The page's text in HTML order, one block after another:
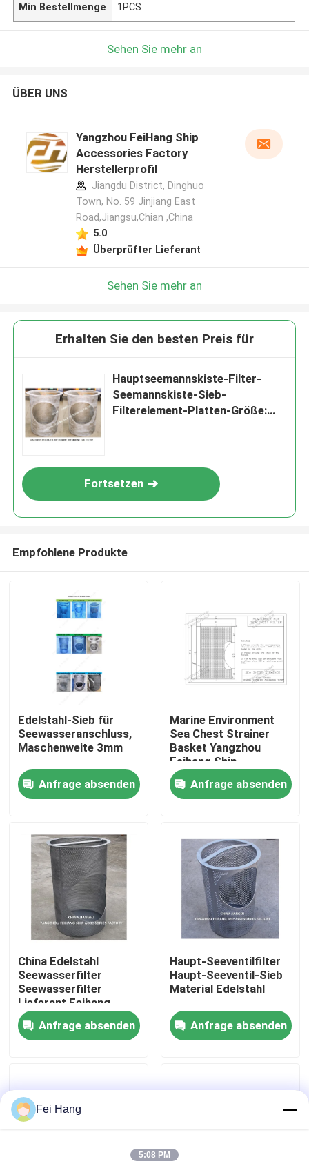
Startseite
Über uns
Fabrik Tour
Qualitätskontrolle
Kontakt
Referenzen
Marine-Wasserfilter
Marine Sea Water Strainer
Min Bestellmenge 1PCS
Sehen Sie mehr an
ÜBER UNS
Yangzhou FeiHang Ship
Accessories Factory
Herstellerprofil
Jiangdu District, Dinghuo
Town, No. 59 Jinjiang East
Road,Jiangsu,Chian ,China
5.0
Überprüfter Lieferant
Sehen Sie mehr an
Erhalten Sie den besten Preis für
Hauptseemannskiste-Filter-
Seemannskiste-Sieb-
Filterelement-Platten-Größe:
Fortsetzen
Empfohlene Produkte
Edelstahl-Sieb für
Seewasseranschluss,
Maschenweite 3mm
Anfrage absenden
Marine Environment
Sea Chest Strainer
Basket Yangzhou
Feihang Ship
Accessories Factory
Anfrage absenden
China Edelstahl
Seewasserfilter
Seewasserfilter
Lieferant Feihang
Marine
Anfrage absenden
Haupt-Seeventilfilter
Haupt-Seeventil-Sieb
Material Edelstahl
Anfrage absenden
Fei Hang
5:08 PM